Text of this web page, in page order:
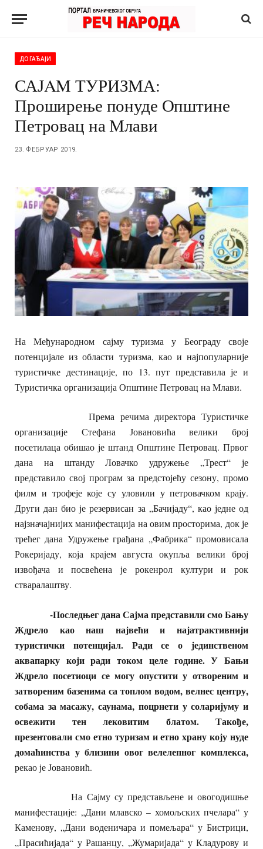
ДОГАЂАЈИ
САЈAM ТУРИЗМА:
Проширење понуде Општине
Петровац на Млави
23. ФЕБРУАР 2019.
На Међународном сајму туризма у Београду своје
потенцијале из области туризма, као и најпопуларније
туристичке дестинације, по 13. пут представила је и
Туристичка организација Општине Петровац на Млави.
Према речима директора Туристичке
организације Стефана Јовановића велики број
посетилаца обишао је штанд Општине Петровац. Првог
дана на штанду Ловачко удружење „Трест“ је
представило свој програм за предстојећу сезону, промо
филм и трофеје које су уловили у петровачком крају.
Други дан био је резервисан за „Бачијаду“, као једне од
најзначајнијих манифестација на овим просторима, док је
трећег дана Удружење грађана „Фабрика“ промовисала
Рокеријаду, која крајем августа окупља велики број
извођача и посвећена је рокенрол култури и рок
стваралаштву.
-Последњег дана Сајма представили смо Бању
Ждрело као наш највећи и најатрактивнији
туристички потенцијал. Ради се о јединственом
аквапарку који ради током целе године. У Бањи
Ждрело посетиоци се могу опустити у отвореним и
затвореним базенима са топлом водом, велнес центру,
собама за масажу, саунама, поцрнети у соларијуму и
освежити тен лековитим блатом. Такође,
презентовали смо етно туризам и етно храну коју нуде
домаћинства у близини овог велелепног комплекса,
рекао је Јовановић.
На Сајму су представљене и овогодишње
манифестације: „Дани млавско – хомољских пчелара“ у
Каменову, „Дани воденичара и помељара“ у Бистрици,
„Прасићијада“ у Рашанцу, „Жумаријада“ у Кладурову и